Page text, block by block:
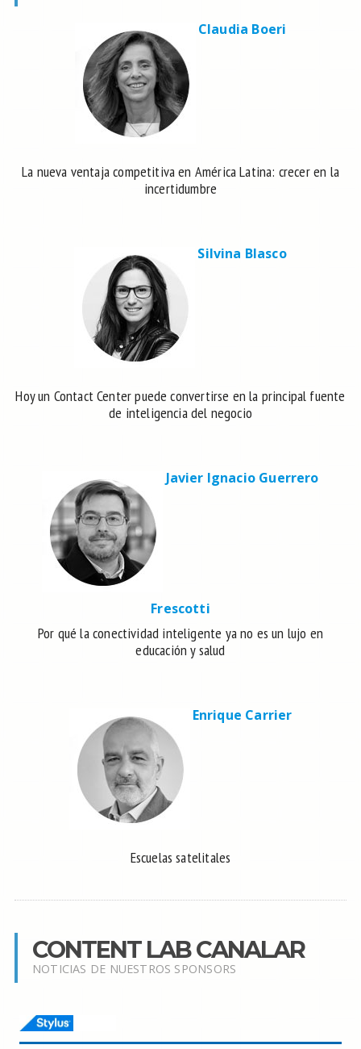
Claudia Boeri
La nueva ventaja competitiva en América Latina: crecer en la
incertidumbre
Silvina Blasco
Hoy un Contact Center puede convertirse en la principal fuente
de inteligencia del negocio
Javier Ignacio Guerrero
Frescotti
Por qué la conectividad inteligente ya no es un lujo en
educación y salud
Enrique Carrier
Escuelas satelitales
CONTENT LAB CANALAR
NOTICIAS DE NUESTROS SPONSORS